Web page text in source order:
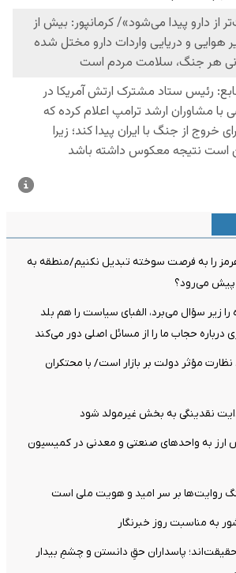
هرمز را به فرصت سوخته تبدیل نکنیم/منطقه به
پیش می‌رود؟
زیر سؤال می‌برد، الفبای سیاست را هم بلد
حجاب ما را از مسائل اصلی دور می‌کند
نظارت مؤثر دولت بر بازار است/ با محتکران
نقدینگی به بخش غیرمولد شود
به واحدهای صنعتی و معدنی در کمیسیون
روایت‌ها بر سر امید و هویت ملی است
به مناسبت روز خبرنگار
حقیقت‌اند؛ پاسداران حقِ دانستن و چشمِ بیدار